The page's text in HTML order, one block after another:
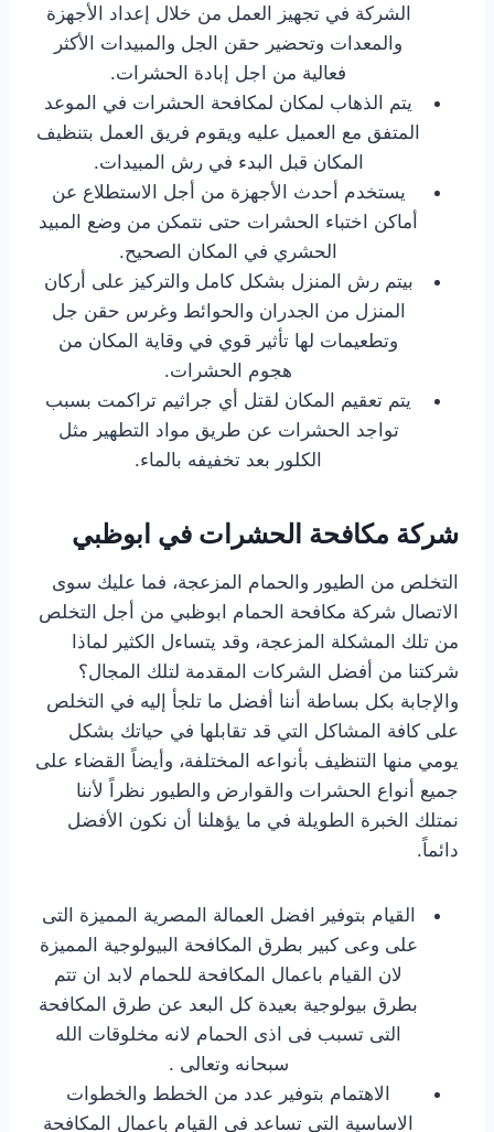
الشركة في تجهيز العمل من خلال إعداد الأجهزة
والمعدات وتحضير حقن الجل والمبيدات الأكثر
فعالية من اجل إبادة الحشرات.
يتم الذهاب لمكان لمكافحة الحشرات في الموعد
المتفق مع العميل عليه ويقوم فريق العمل بتنظيف
المكان قبل البدء في رش المبيدات.
يستخدم أحدث الأجهزة من أجل الاستطلاع عن
أماكن اختباء الحشرات حتى نتمكن من وضع المبيد
الحشري في المكان الصحيح.
بيتم رش المنزل بشكل كامل والتركيز على أركان
المنزل من الجدران والحوائط وغرس حقن جل
وتطعيمات لها تأثير قوي في وقاية المكان من
هجوم الحشرات.
يتم تعقيم المكان لقتل أي جراثيم تراكمت بسبب
تواجد الحشرات عن طريق مواد التطهير مثل
الكلور بعد تخفيفه بالماء.
شركة مكافحة الحشرات في ابوظبي
التخلص من الطيور والحمام المزعجة، فما عليك سوى
الاتصال شركة مكافحة الحمام ابوظبي من أجل التخلص
من تلك المشكلة المزعجة، وقد يتساءل الكثير لماذا
شركتنا من أفضل الشركات المقدمة لتلك المجال؟
والإجابة بكل بساطة أننا أفضل ما تلجأ إليه في التخلص
على كافة المشاكل التي قد تقابلها في حياتك بشكل
يومي منها التنظيف بأنواعه المختلفة، وأيضاً القضاء على
جميع أنواع الحشرات والقوارض والطيور نظراً لأننا
نمتلك الخبرة الطويلة في ما يؤهلنا أن نكون الأفضل
دائماً.
القيام بتوفير افضل العمالة المصرية المميزة التى
على وعى كبير بطرق المكافحة البيولوجية المميزة
لان القيام باعمال المكافحة للحمام لابد ان تتم
بطرق بيولوجية بعيدة كل البعد عن طرق المكافحة
التى تسبب فى اذى الحمام لانه مخلوقات الله
سبحانه وتعالى .
الاهتمام بتوفير عدد من الخطط والخطوات
الاساسية التى تساعد فى القيام باعمال المكافحة